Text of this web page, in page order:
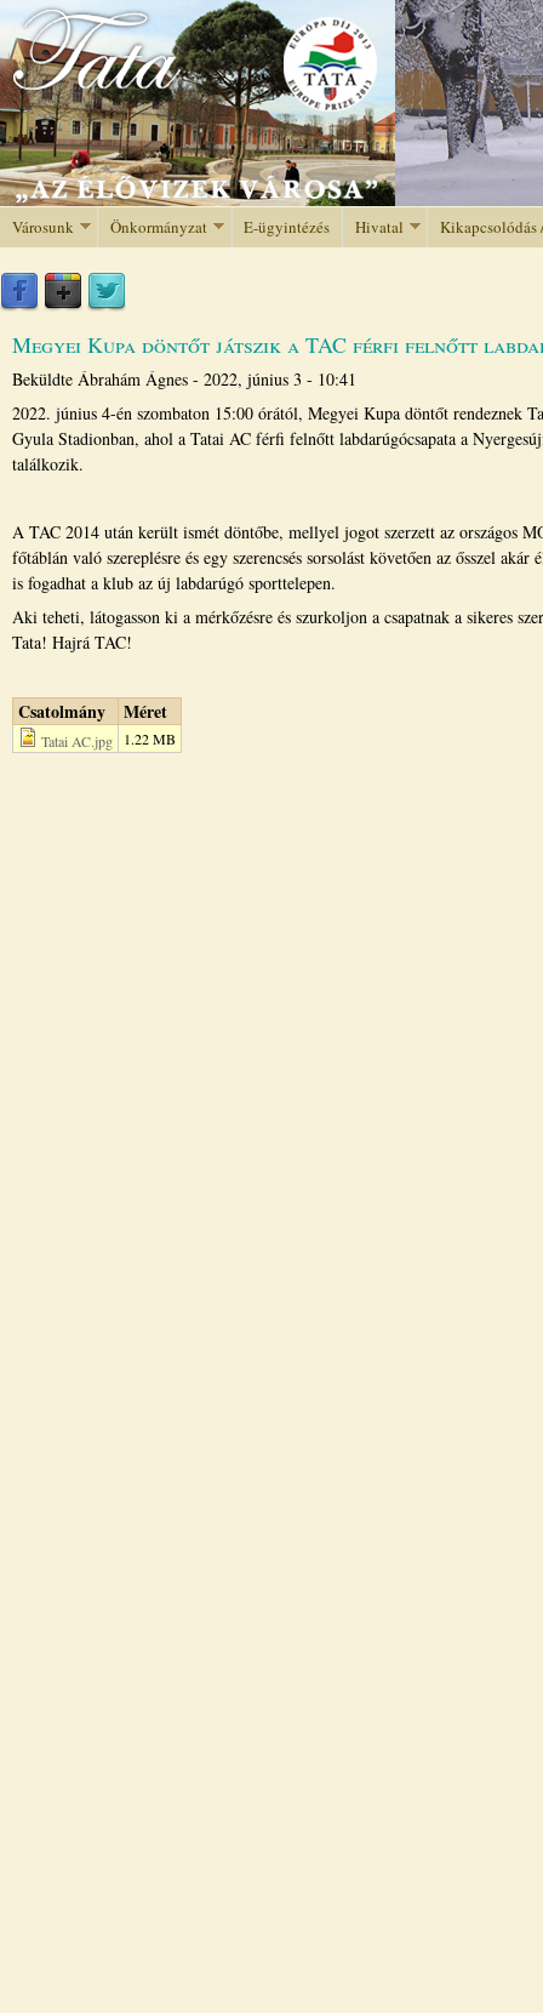
Jump to navigation
Városunk Önkormányzat E-ügyintézés Hivatal Kikapcsolódás
Megyei Kupa döntőt játszik a TAC férfi felnőtt
Beküldte Ábrahám Ágnes - 2022, június 3 - 10:41
2022. június 4-én szombaton 15:00 órától, Megyei Kupa döntőt rendeznek
Gyula Stadionban, ahol a Tatai AC férfi felnőtt labdarúgócsapata a
találkozik.
A TAC 2014 után került ismét döntőbe, mellyel jogot szerzett az országos
főtáblán való szereplésre és egy szerencsés sorsolást követően az ősszel akár
is fogadhat a klub az új labdarúgó sporttelepen.
Aki teheti, látogasson ki a mérkőzésre és szurkoljon a csapatnak a sikeres
Tata! Hajrá TAC!
Csatolmány Méret
Tatai AC.jpg 1.22 MB